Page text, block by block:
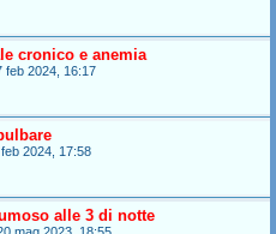
cronico e anemia
feb 2024, 16:17
2024, 17:58
alle 3 di notte